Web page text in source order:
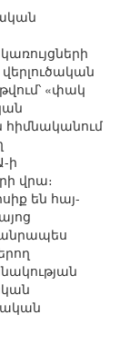
«փակ
ի
վրա։
են հայ-